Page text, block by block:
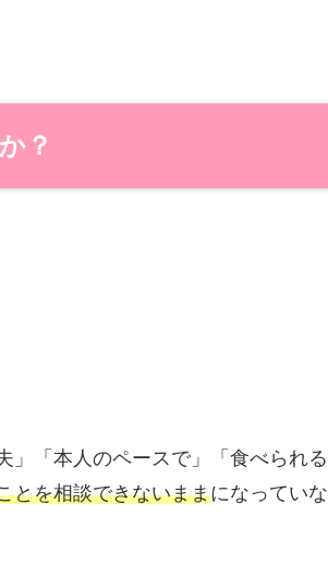
？
」「本人のペースで」「食べられる
とを相談できないままになっていな